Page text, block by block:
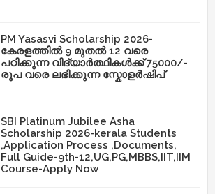
PM Yasasvi Scholarship 2026-
കേരളത്തിൽ 9 മുതൽ 12 വരെ
പഠിക്കുന്ന വിദ്യാർത്ഥികൾക്ക് 75000/-
രൂപ വരെ ലഭിക്കുന്ന സ്കോളർഷിപ്
SBI Platinum Jubilee Asha
Scholarship 2026-kerala Students
,Application Process ,Documents,
Full Guide-9th-12,UG,PG,MBBS,IIT,IIM
Course-Apply Now